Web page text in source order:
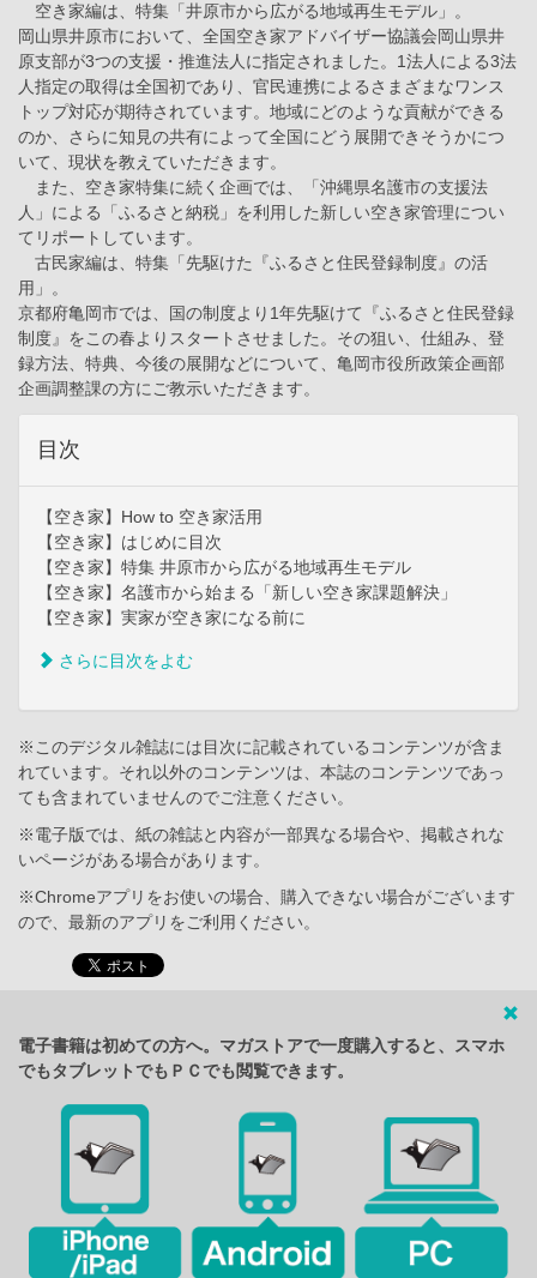
空き家編は、特集「井原市から広がる地域再生モデル」。
岡山県井原市において、全国空き家アドバイザー協議会岡山県井
原支部が3つの支援・推進法人に指定されました。1法人による3法
人指定の取得は全国初であり、官民連携によるさまざまなワンス
トップ対応が期待されています。地域にどのような貢献ができる
のか、さらに知見の共有によって全国にどう展開できそうかにつ
いて、現状を教えていただきます。
また、空き家特集に続く企画では、「沖縄県名護市の支援法
人」による「ふるさと納税」を利用した新しい空き家管理につい
てリポートしています。
古民家編は、特集「先駆けた『ふるさと住民登録制度』の活
用」。
京都府亀岡市では、国の制度より1年先駆けて『ふるさと住民登録
制度』をこの春よりスタートさせました。その狙い、仕組み、登
録方法、特典、今後の展開などについて、亀岡市役所政策企画部
企画調整課の方にご教示いただきます。
目次
【空き家】How to 空き家活用
【空き家】はじめに目次
【空き家】特集 井原市から広がる地域再生モデル
【空き家】名護市から始まる「新しい空き家課題解決」
【空き家】実家が空き家になる前に
さらに目次をよむ
※このデジタル雑誌には目次に記載されているコンテンツが含ま
れています。それ以外のコンテンツは、本誌のコンテンツであっ
ても含まれていませんのでご注意ください。
※電子版では、紙の雑誌と内容が一部異なる場合や、掲載されな
いページがある場合があります。
※Chromeアプリをお使いの場合、購入できない場合がございます
ので、最新のアプリをご利用ください。
電子書籍は初めての方へ。マガストアで一度購入すると、スマホ
でもタブレットでもＰＣでも閲覧できます。